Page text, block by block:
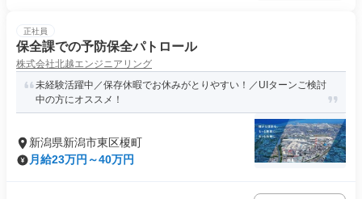
正社員
保全課での予防保全パトロール
株式会社北越エンジニアリング
未経験活躍中／保存休暇でお休みがとりやすい！／UIターンご検討
中の方にオススメ！
新潟県新潟市東区榎町
月給23万円～40万円